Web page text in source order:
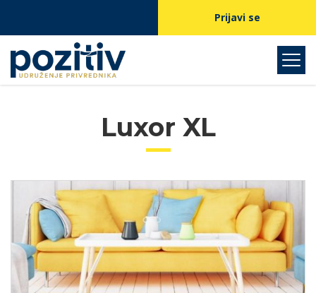
Prijavi se
Luxor XL